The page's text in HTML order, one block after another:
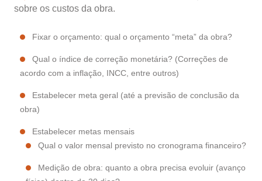
sobre os custos da obra.
Fixar o orçamento: qual o orçamento “meta” da obra?
Qual o índice de correção monetária? (Correções de
acordo com a inflação, INCC, entre outros)
Estabelecer meta geral (até a previsão de conclusão da
obra)
Estabelecer metas mensais
Qual o valor mensal previsto no cronograma financeiro?
Medição de obra: quanto a obra precisa evoluir (avanço